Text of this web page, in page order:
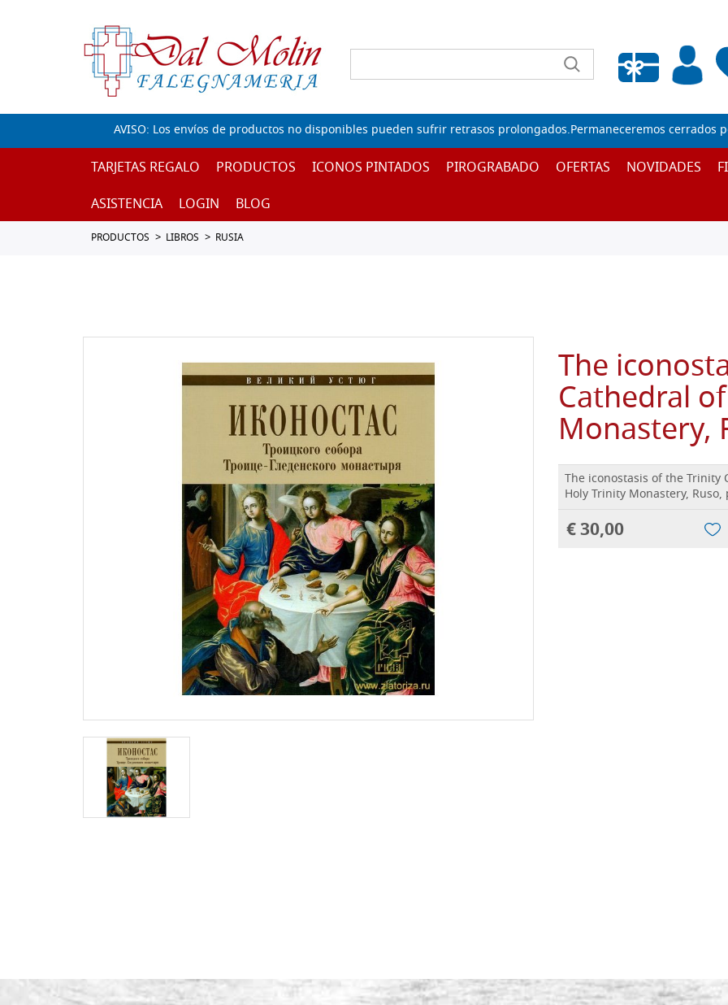
Lista de deseos vacía
AVISO: Los envíos de productos no disponibles pueden sufrir retrasos prolongados.Permaneceremos cerrados
TARJETAS REGALO PRODUCTOS ICONOS PINTADOS PIROGRABADO OFERTAS NOVIDADES
ASISTENCIA
LOGIN BLOG
PRODUCTOS LIBROS RUSIA
The
Cathedral
Monastery,
The iconostasis of the Trinity
Holy Trinity Monastery, Ruso,
€ 30,00